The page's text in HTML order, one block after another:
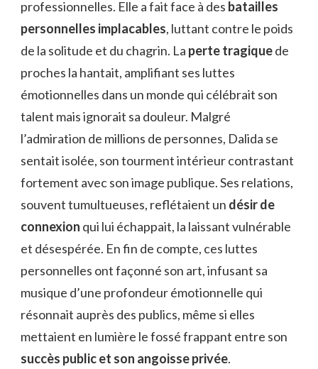
professionnelles. Elle a fait face à des batailles
personnelles implacables, luttant contre le poids
de la solitude et du chagrin. La perte tragiquede
proches la hantait, amplifiant ses luttes
émotionnelles dans un monde qui célébrait son
talent mais ignorait sa douleur. Malgré
l’admiration de millions de personnes, Dalida se
sentait isolée, son tourment intérieur contrastant
fortement avec son image publique. Ses relations,
souvent tumultueuses, reflétaient un désir de
connexion qui lui échappait, la laissant vulnérable
et désespérée. En fin de compte, ces luttes
personnelles ont façonné son art, infusant sa
musique d’une profondeur émotionnelle qui
résonnait auprès des publics, même si elles
mettaient en lumière le fossé frappant entre son
succès public et son angoisse privée.